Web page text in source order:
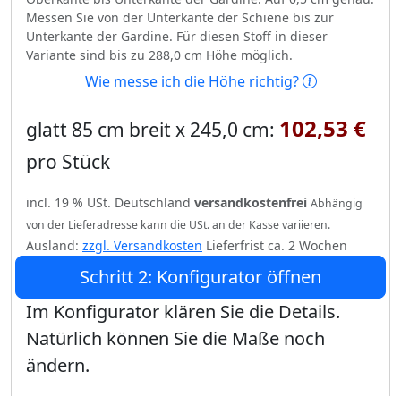
Messen Sie von der Unterkante der Schiene bis zur
Unterkante der Gardine. Für diesen Stoff in dieser
Variante sind bis zu 288,0 cm Höhe möglich.
Wie messe ich die Höhe richtig?
glatt 85 cm breit x 245,0 cm: 102,53 €
pro Stück
incl. 19 % USt. Deutschland versandkostenfrei Abhängig
von der Lieferadresse kann die USt. an der Kasse variieren.
Ausland: zzgl. Versandkosten Lieferfrist ca. 2 Wochen
Schritt 2: Konfigurator öffnen
Im Konfigurator klären Sie die Details.
Natürlich können Sie die Maße noch
ändern.